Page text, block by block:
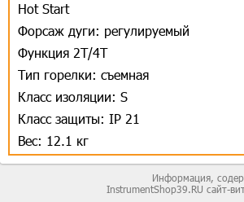
Hot Start
Форсаж дуги: регулируемый
Функция 2Т/4Т
Тип горелки: съемная
Класс изоляции: S
Класс защиты: IP 21
Вес: 12.1 кг
Информация,
InstrumentShop39.RU сайт-